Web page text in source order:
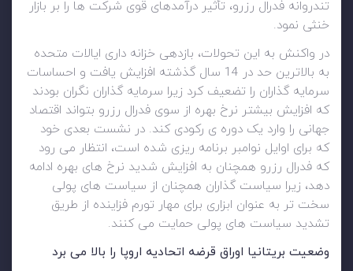
تندروانه فدرال رزرو، تأثیر درآمدهای قوی شرکت ها را بر بازار
خنثی نمود.
در واکنش به این تحولات، بازدهی خزانه داری ایالات متحده
به بالاترین حد در 14 سال گذشته افزایش یافت و احساسات
سرمایه گذاران را تضعیف کرد زیرا سرمایه گذاران نگران بودند
که افزایش بیشتر نرخ بهره از سوی فدرال رزرو بتواند اقتصاد
جهانی را وارد یک دوره ی رکودی کند. در نشست بعدی خود
که برای اوایل نوامبر برنامه ریزی شده است، انتظار می رود
که فدرال رزرو همچنان به افزایش شدید نرخ های بهره ادامه
دهد، زیرا سیاست گذاران همچنان از سیاست های پولی
سخت تر به عنوان ابزاری برای مهار تورم فزاینده از طریق
تشدید سیاست های پولی حمایت می کنند.
وضعیت بریتانیا اوراق قرضه اتحادیه اروپا را بالا می برد